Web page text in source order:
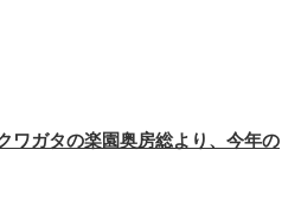
ワガタの楽園奥房総より、今年の